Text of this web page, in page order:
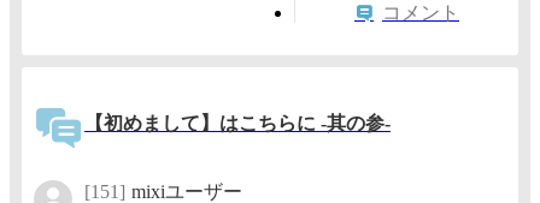
コメント
【初めまして】はこちらに -其の参-
[151] mixiユーザー